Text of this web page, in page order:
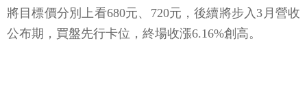
將目標價分別上看680元、720元，後續將步入3月營收
公布期，買盤先行卡位，終場收漲6.16%創高。